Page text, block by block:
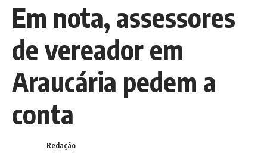
Em nota, assessores
de vereador em
Araucária pedem a
conta
Redação